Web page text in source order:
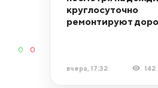
0 0
круглосуточно
ремонтируют
вчера, 17:32 142